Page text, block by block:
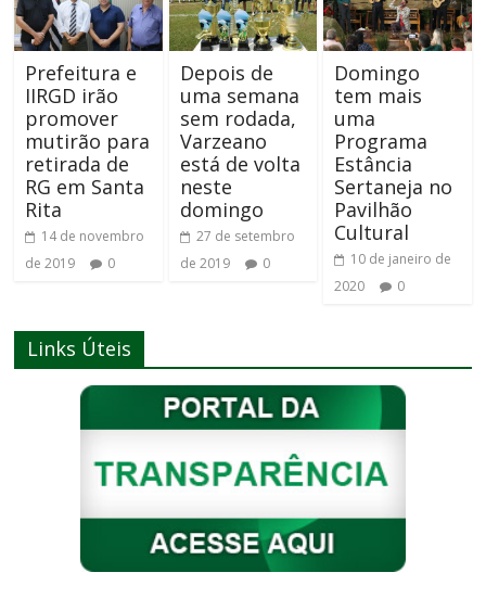
Prefeitura e
IIRGD irão
promover
mutirão para
retirada de
RG em Santa
Rita
14 de novembro
de 2019
0
Depois de
uma semana
sem rodada,
Varzeano
está de volta
neste
domingo
27 de setembro
de 2019
0
Domingo
tem mais
uma
Programa
Estância
Sertaneja no
Pavilhão
Cultural
10 de janeiro de
2020
0
Links Úteis